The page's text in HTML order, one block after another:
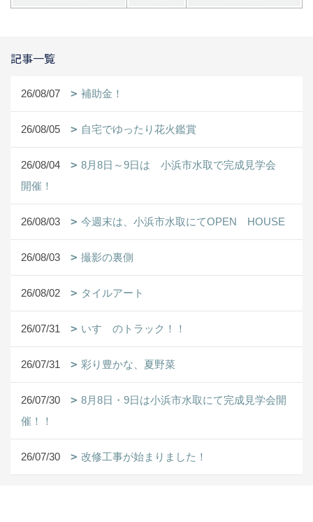
記事一覧
26/08/07 補助金！
26/08/05 自宅でゆったり花火鑑賞
26/08/04
8月8日～9日は 小浜市水取で完成見学会
開催！
26/08/03 今週末は、小浜市水取にてOPEN HOUSE
26/08/03 撮影の裏側
26/08/02 タイルアート
26/07/31 いすゞのトラック！！
26/07/31 彩り豊かな、夏野菜
26/07/30
8月8日・9日は小浜市水取にて完成見学会開
催！！
26/07/30 改修工事が始まりました！